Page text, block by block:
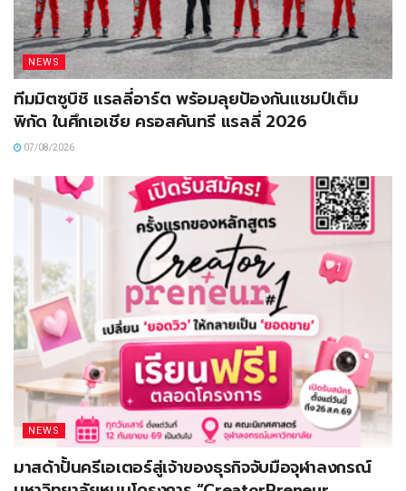
NEWS
ทีมมิตซูบิชิ แรลลี่อาร์ต พร้อมลุยป้องกันแชมป์เต็ม
พิกัด ในศึกเอเชีย ครอสคันทรี แรลลี่ 2026
07/08/2026
NEWS
มาสด้าปั้นครีเอเตอร์สู่เจ้าของธุรกิจจับมือจุฬาลงกรณ์